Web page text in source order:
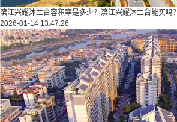
滨江兴耀沐兰台容积率是多少？滨江兴耀沐兰台能买吗？
2026-01-14 13:47:26